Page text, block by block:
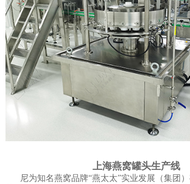
上海燕窝罐头生产线
尼为知名燕窝品牌“燕太太”实业发展（集团）